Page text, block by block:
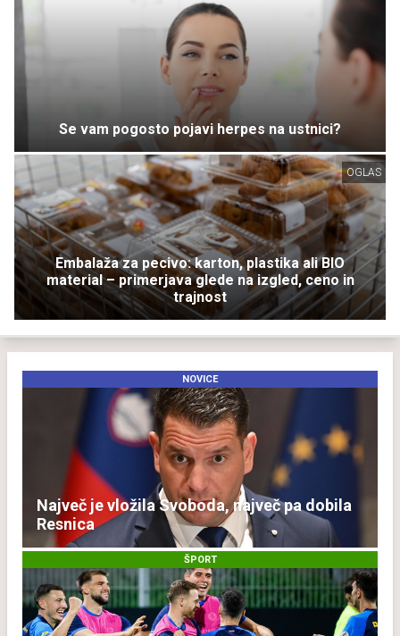
Se vam pogosto pojavi herpes na ustnici?
OGLAS
Embalaža za pecivo: karton, plastika ali BIO
material – primerjava glede na izgled, ceno in
trajnost
NOVICE
Največ je vložila Svoboda, največ pa dobila
Resnica
ŠPORT